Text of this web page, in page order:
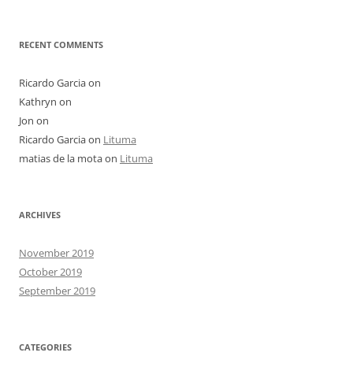
RECENT COMMENTS
Ricardo Garciaon
Kathryn on
Jon on
Ricardo Garciaon Lituma
matias de la motaon Lituma
ARCHIVES
November 2019
October 2019
September 2019
CATEGORIES